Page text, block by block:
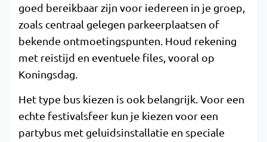
goed bereikbaar zijn voor iedereen in je groep,
zoals centraal gelegen parkeerplaatsen of
bekende ontmoetingspunten. Houd rekening
met reistijd en eventuele files, vooral op
Koningsdag.
Het type bus kiezen is ook belangrijk. Voor een
echte festivalsfeer kun je kiezen voor een
partybus met geluidsinstallatie en speciale